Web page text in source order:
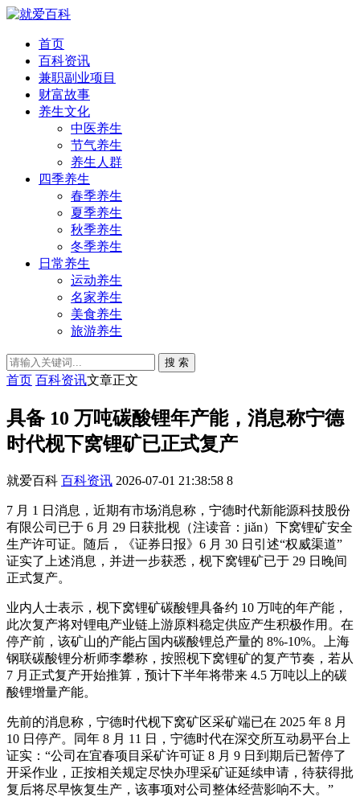
首页
百科资讯
兼职副业项目
财富故事
养生文化
中医养生
节气养生
养生人群
四季养生
春季养生
夏季养生
秋季养生
冬季养生
日常养生
运动养生
名家养生
美食养生
旅游养生
搜 索
首页 百科资讯文章正文
具备 10 万吨碳酸锂年产能，消息称宁德
时代枧下窝锂矿已正式复产
就爱百科 百科资讯 2026-07-01 21:38:58 8
7 月 1 日消息，近期有市场消息称，宁德时代新能源科技股份
有限公司已于 6 月 29 日获批枧（注读音：jiǎn）下窝锂矿安全
生产许可证。随后，《证券日报》6 月 30 日引述“权威渠道”
证实了上述消息，并进一步获悉，枧下窝锂矿已于 29 日晚间
正式复产。
业内人士表示，枧下窝锂矿碳酸锂具备约 10 万吨的年产能，
此次复产将对锂电产业链上游原料稳定供应产生积极作用。在
停产前，该矿山的产能占国内碳酸锂总产量的 8%-10%。上海
钢联碳酸锂分析师李攀称，按照枧下窝锂矿的复产节奏，若从
7 月正式复产开始推算，预计下半年将带来 4.5 万吨以上的碳
酸锂增量产能。
先前的消息称，宁德时代枧下窝矿区采矿端已在 2025 年 8 月
10 日停产。同年 8 月 11 日，宁德时代在深交所互动易平台上
证实：“公司在宜春项目采矿许可证 8 月 9 日到期后已暂停了
开采作业，正按相关规定尽快办理采矿证延续申请，待获得批
复后将尽早恢复生产，该事项对公司整体经营影响不大。”